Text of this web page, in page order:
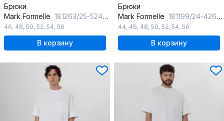
Брюки
Mark Formelle 181263/25-5241Ц-7П пепел
46, 48, 50, 52, 54, 56
В корзину
Брюки
Mark Formelle 181199/24-4264Б-7П серый_меланж_4306_А
44, 46, 48, 50, 52, 54, 56
В корзину